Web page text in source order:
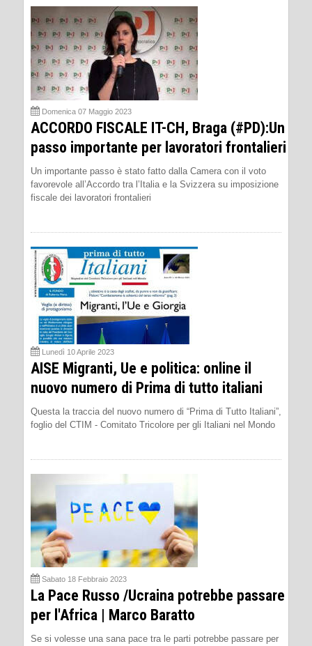
Domenica 07 Maggio 2023
ACCORDO FISCALE IT-CH, Braga (#PD):Un
passo importante per lavoratori frontalieri
Un importante passo è stato fatto dalla Camera con il voto
favorevole all’Accordo tra l’Italia e la Svizzera su imposizione
fiscale dei lavoratori frontalieri
Lunedì 10 Aprile 2023
AISE Migranti, Ue e politica: online il
nuovo numero di Prima di tutto italiani
Questa la traccia del nuovo numero di “Prima di Tutto Italiani”,
foglio del CTIM - Comitato Tricolore per gli Italiani nel Mondo
Sabato 18 Febbraio 2023
La Pace Russo /Ucraina potrebbe passare
per l'Africa | Marco Baratto
Se si volesse una sana pace tra le parti potrebbe passare per